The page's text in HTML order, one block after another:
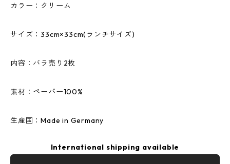
カラー：クリーム
サイズ：33cm×33cm(ランチサイズ)
内容：バラ売り2枚
素材：ペーパー100%
生産国：Made in Germany
International shipping available